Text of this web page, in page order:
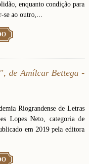
enquanto condição para
se ao outro,...
de Amílcar Bettega -
Riograndense de Letras
Lopes Neto, categoria de
em 2019 pela editora